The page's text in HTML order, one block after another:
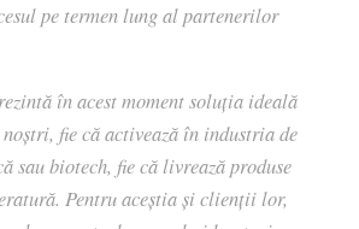
pe termen lung al partenerilor
în acest moment soluția ideală
fie că activează în industria de
sau biotech, fie că livrează produse
Pentru aceștia și clienții lor,